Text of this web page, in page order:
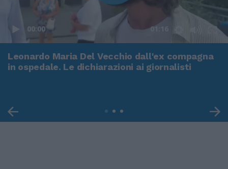
00:00 01:16
Leonardo Maria Del Vecchio dall'ex compagna
in ospedale. Le dichiarazioni ai giornalisti